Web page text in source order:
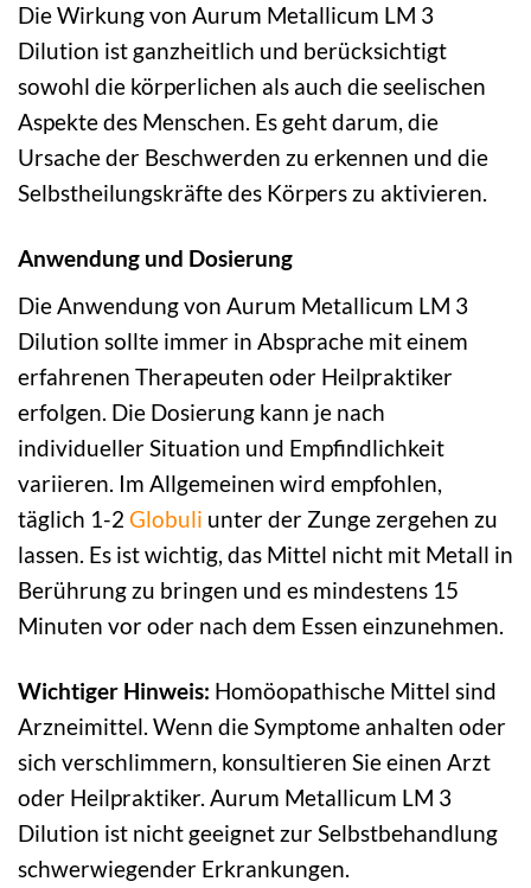
Die Wirkung von Aurum Metallicum LM 3
Dilution ist ganzheitlich und berücksichtigt
sowohl die körperlichen als auch die seelischen
Aspekte des Menschen. Es geht darum, die
Ursache der Beschwerden zu erkennen und die
Selbstheilungskräfte des Körpers zu aktivieren.
Anwendung und Dosierung
Die Anwendung von Aurum Metallicum LM 3
Dilution sollte immer in Absprache mit einem
erfahrenen Therapeuten oder Heilpraktiker
erfolgen. Die Dosierung kann je nach
individueller Situation und Empfindlichkeit
variieren. Im Allgemeinen wird empfohlen,
täglich 1-2 Globuli unter der Zunge zergehen zu
lassen. Es ist wichtig, das Mittel nicht mit Metall in
Berührung zu bringen und es mindestens 15
Minuten vor oder nach dem Essen einzunehmen.
Wichtiger Hinweis: Homöopathische Mittel sind
Arzneimittel. Wenn die Symptome anhalten oder
sich verschlimmern, konsultieren Sie einen Arzt
oder Heilpraktiker. Aurum Metallicum LM 3
Dilution ist nicht geeignet zur Selbstbehandlung
schwerwiegender Erkrankungen.